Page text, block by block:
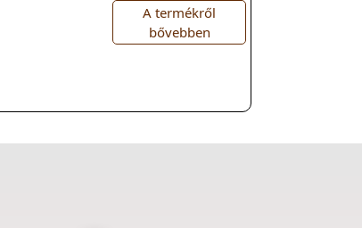
A termékről
bővebben